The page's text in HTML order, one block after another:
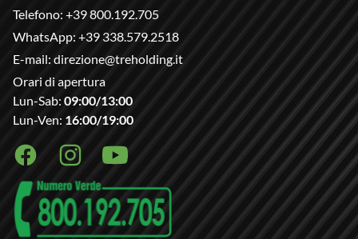
Telefono: +39 800.192.705
WhatsApp: +39 338.579.2518
E-mail: direzione@treholding.it
Orari di apertura
Lun-Sab: 09:00/13:00
Lun-Ven: 16:00/19:00
FacebookInstagramYoutube